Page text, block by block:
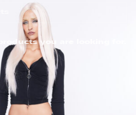
you are looking for.